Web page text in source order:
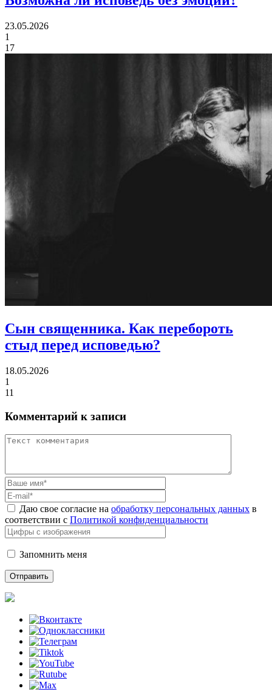
23.05.2026
1
17
Сын священника. Как перебороть
стыд перед исповедью?
18.05.2026
1
11
Комментарий к записи
Даю свое согласие на обработку персональных данных в
соответствии с Политикой конфиденциальности
Запомнить меня